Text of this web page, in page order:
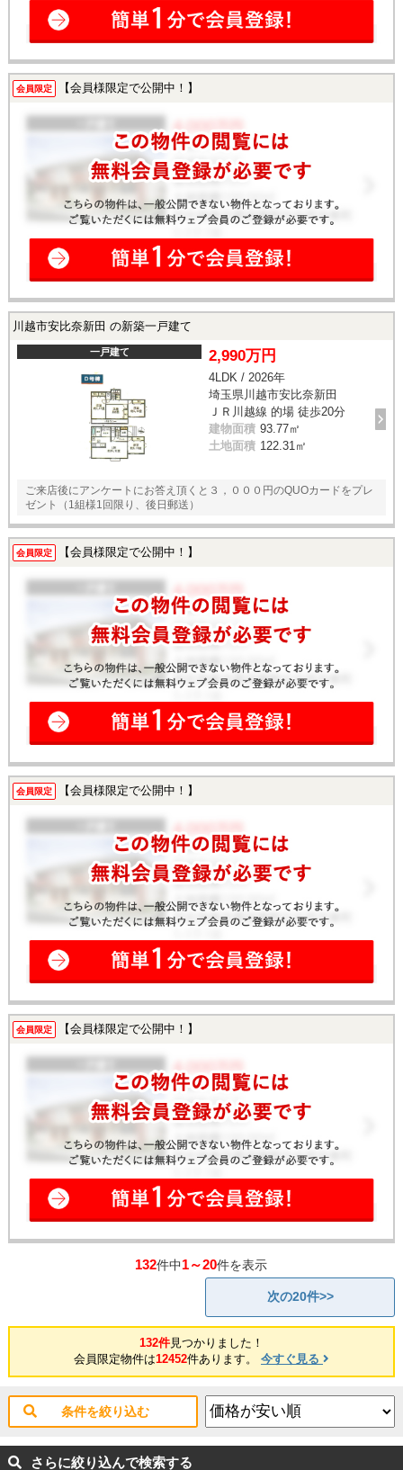
会員限定 【会員様限定で公開中！】
川越市安比奈新田 の新築一戸建て
一戸建て 2,990万円
4LDK / 2026年
埼玉県川越市安比奈新田
ＪＲ川越線 的場 徒歩20分
建物面積 93.77㎡
土地面積 122.31㎡
ご来店後にアンケートにお答え頂くと３，０００円のQUOカードをプレ
ゼント（1組様1回限り、後日郵送）
会員限定 【会員様限定で公開中！】
会員限定 【会員様限定で公開中！】
会員限定 【会員様限定で公開中！】
132件中1～20件を表示
次の20件>>
132件見つかりました！
会員限定物件は12452件あります。 今すぐ見る
条件を絞り込む
さらに絞り込んで検索する